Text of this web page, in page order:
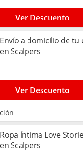
Ver Descuento
Envío a domicilio de tu
en Scalpers
Ver Descuento
Ropa íntima Love
en Scalpers